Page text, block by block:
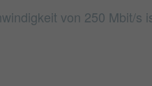
von 250 Mbit/s